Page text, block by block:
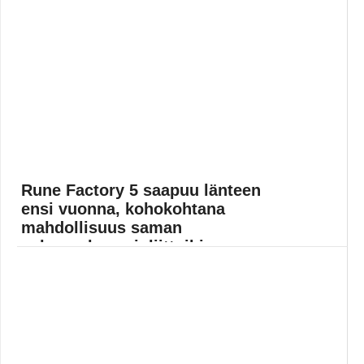
Rune Factory 5 saapuu länteen
ensi vuonna, kohokohtana
mahdollisuus saman
sukupuolen avioliittoihin